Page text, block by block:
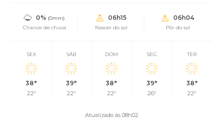
0% (0mm)
Chance de chuva
06h15
Nascer do sol
06h04
Pôr do sol
SEX
38°
22°
SÁB
39°
22°
DOM
38°
22°
SEG
39°
26°
TER
38°
22°
Atualizado às 08h02